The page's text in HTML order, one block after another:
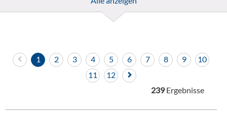
1 2 3 4 5 6 7 8 9
10
11
12
239Ergebnisse